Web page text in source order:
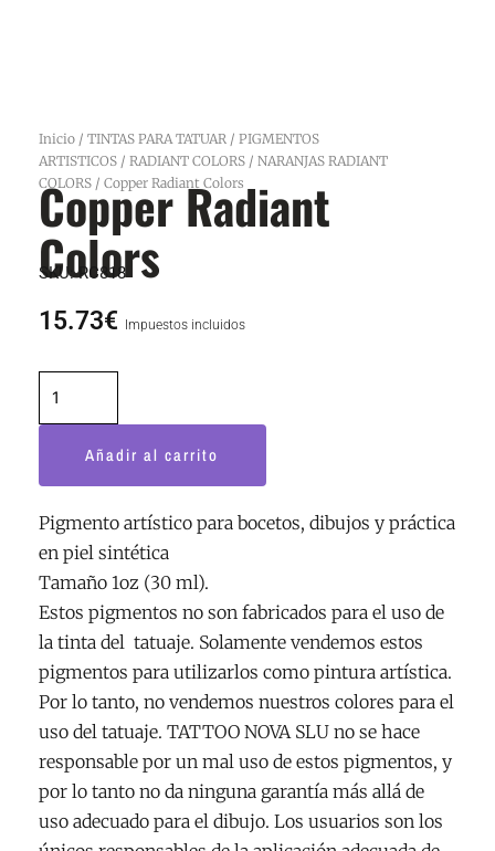
Inicio / TINTAS PARA TATUAR / PIGMENTOS
ARTISTICOS / RADIANT COLORS / NARANJAS RADIANT
COLORS / Copper Radiant Colors
Copper Radiant
Colors
SKU:RC818
15.73€ Impuestos incluidos
Radiant
cantidadAñadir al carrito
Pigmento artístico para bocetos, dibujos y práctica
en piel sintética
Tamaño 1oz (30 ml).
Estos pigmentos no son fabricados para el uso de
la tinta del tatuaje. Solamente vendemos estos
pigmentos para utilizarlos como pintura artística.
Por lo tanto, no vendemos nuestros colores para el
uso del tatuaje. TATTOO NOVA SLU no se hace
responsable por un mal uso de estos pigmentos, y
por lo tanto no da ninguna garantía más allá de
uso adecuado para el dibujo. Los usuarios son los